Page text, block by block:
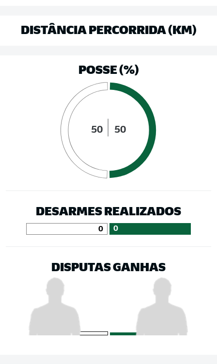
DISTÂNCIA PERCORRIDA (KM)
POSSE (%)
50 50
DESARMES REALIZADOS
0 0
DISPUTAS GANHAS